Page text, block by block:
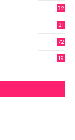
32
21
72
19